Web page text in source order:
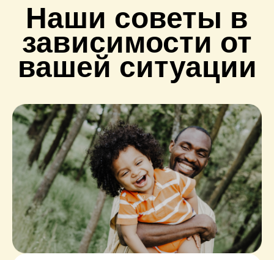
Наши советы в
зависимости от
вашей ситуации